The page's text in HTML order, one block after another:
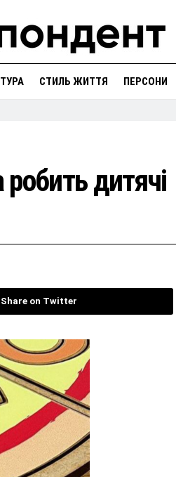
СТИЛЬ ЖИТТЯ ПЕРСОНИ
робить дитячі
Share on Twitter